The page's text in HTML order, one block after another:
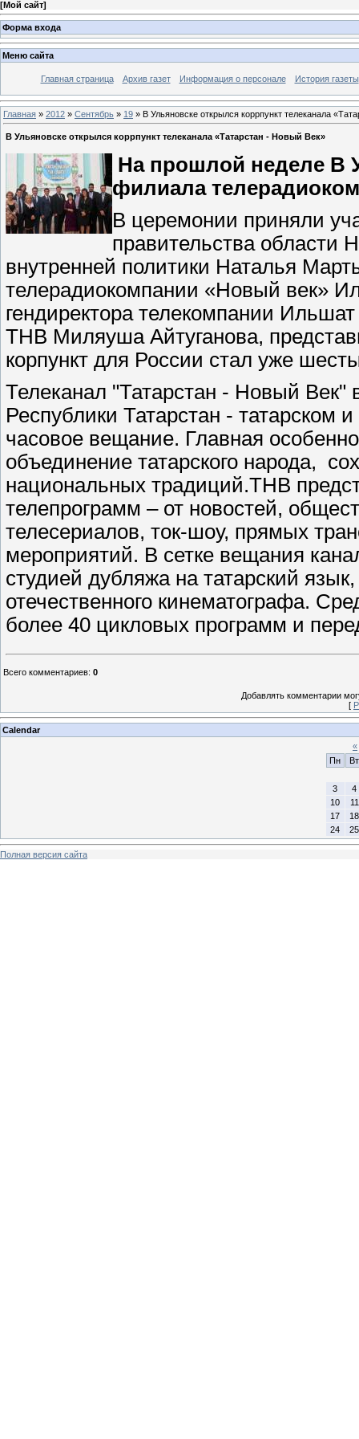
[Мой сайт]
Форма входа
Меню сайта
Главная страница Архив газет Информация о персонале История газеты
Главная » 2012 » Сентябрь » 19 » В Ульяновске открылся коррпункт телеканала
В Ульяновске открылся коррпункт телеканала «Татарстан - Новый Век»
На прошлой неделе В
филиала
В церемонии приняли
правительства области
внутренней политики Наталья
телерадиокомпании «Новый век»
гендиректора телекомпании
ТНВ Миляуша Айтуганова,
корпункт для России стал уже
Телеканал "Татарстан - Новый Век"
Республики Татарстан - татарском
часовое вещание. Главная
объединение татарского народа,
национальных традиций.ТНВ
телепрограмм – от новостей,
телесериалов, ток-шоу, прямых
мероприятий. В сетке вещания
студией дубляжа на татарский
отечественного кинематографа.
более 40 цикловых программ и
Всего комментариев: 0
Добавлять комментарии
[
Calendar
«
Пн
Вт
3
4
10
11
17
18
24
25
Полная версия сайта